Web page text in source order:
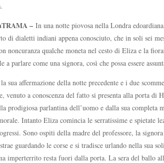
TRAMA – In una notte piovosa nella Londra
di dialetti indiani appena conosciuto, che in soli sei
noncuranza qualche moneta nel cesto di Eliza e la
parlare come una signora, così che possa essere
sua affermazione della notte precedente e i due
a conoscenza del fatto si presenta alla porta di
prodigiosa parlantina dell’uomo e dalla sua
Intanto Eliza comincia le serratissime e
Sono ospiti della madre del professore, la
guardando le corse e si tradisce urlando nella sua
imperterrito resta fuori dalla porta. La sera del ballo